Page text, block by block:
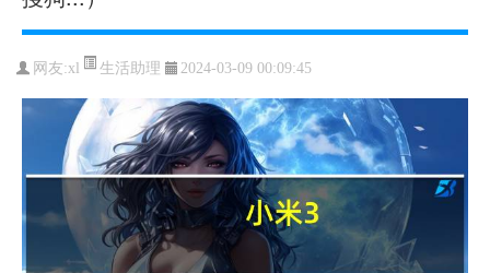
网友:xl 生活助理 2024-03-09 00:09:45